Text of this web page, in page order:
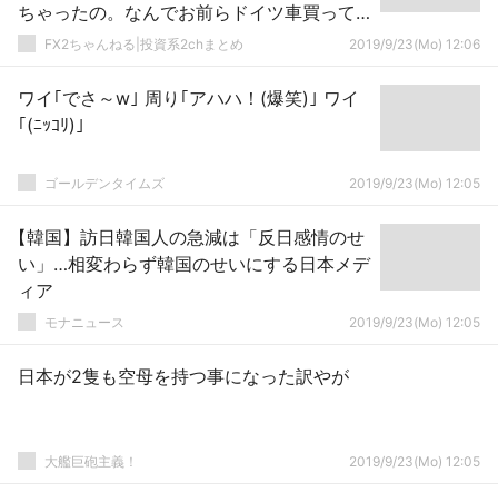
ちゃったの。なんでお前らドイツ車買って
乗り回さないの！？」
FX2ちゃんねる|投資系2chまとめ 2019/9/23(Mo) 12:06
ワイ｢でさ～w｣ 周り｢アハハ！(爆笑)｣ ワイ
｢(ﾆｯｺﾘ)｣
ゴールデンタイムズ 2019/9/23(Mo) 12:05
【韓国】訪日韓国人の急減は「反日感情のせ
い」…相変わらず韓国のせいにする日本メデ
ィア
モナニュース 2019/9/23(Mo) 12:05
日本が2隻も空母を持つ事になった訳やが
大艦巨砲主義！ 2019/9/23(Mo) 12:05